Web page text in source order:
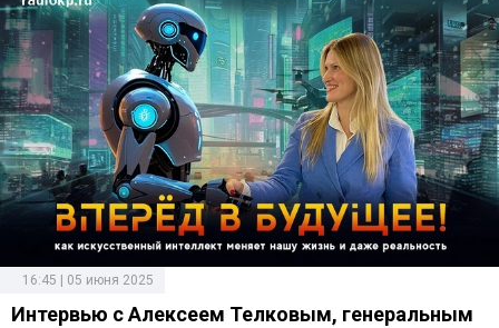
16:45 | 05 июня 2025
Интервью с Алексеем Телковым, генеральным